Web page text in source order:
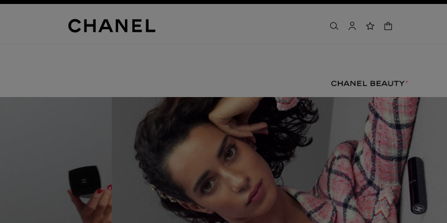
suchen konto wunschliste
warenkorb